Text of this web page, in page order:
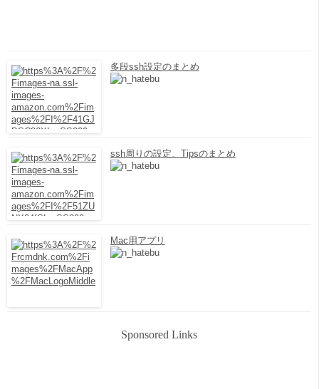
多段ssh設定のまとめ
ssh周りの設定、Tipsのまとめ
Mac用アプリ
Sponsored Links